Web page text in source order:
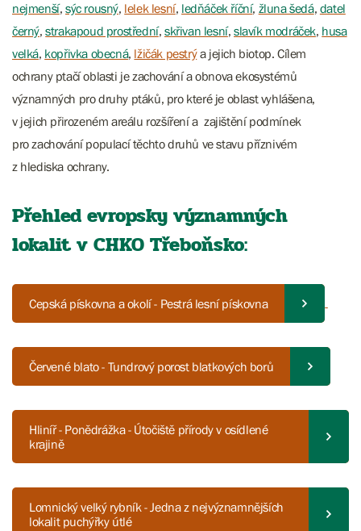
nejmenší,sýc rousný, lelek lesní, ledňáček říční, žluna šedá, datel
černý,strakapoud prostřední,skřivan lesní,slavík modráček, husa
velká, kopřivka obecná, lžičák pestrýa jejich biotop. Cílem
ochrany ptačí oblasti je zachování a obnova ekosystémů
významných pro druhy ptáků, pro které je oblast vyhlášena,
v jejich přirozeném areálu rozšíření a zajištění podmínek
pro zachování populací těchto druhů ve stavu příznivém
z hlediska ochrany.
Přehled evropsky významných
lokalit v CHKO Třeboňsko:
Cepská pískovna a okolí - Pestrá lesní pískovna
Červené blato - Tundrový porost blatkových borů
Hliníř - Ponědrážka - Útočiště přírody v osídlené
krajině
Lomnický velký rybník - Jedna z nejvýznamnějších
lokalit puchýřky útlé